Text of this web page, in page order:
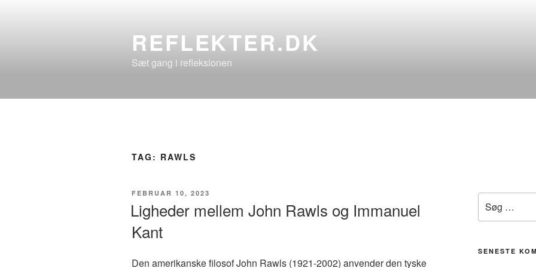
REFLEKTER.DK
Sæt gang i refleksionen
TAG: RAWLS
UDGIVET
FEBRUAR 10, 2023
Ligheder mellem John Rawls og Immanuel
Kant
Den amerikanske filosof John Rawls (1921-2002) anvender den tyske
efter:
SENESTE